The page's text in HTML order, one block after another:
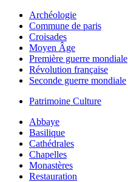
Archéologie
Commune de paris
Croisades
Moyen Âge
Première guerre mondiale
Révolution française
Seconde guerre mondiale
Patrimoine Culture
Abbaye
Basilique
Cathédrales
Chapelles
Monastères
Restauration